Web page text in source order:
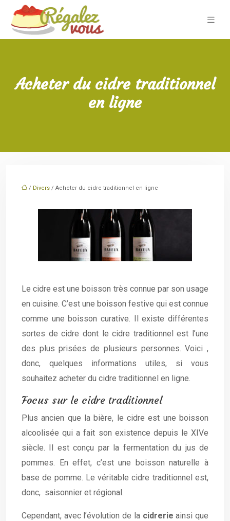
Acheter du cidre traditionnel
en ligne
/ Divers / Acheter du cidre traditionnel en ligne
Le cidre est une boisson très connue par son usage
en cuisine. C’est une boisson festive qui est connue
comme une boisson curative. Il existe différentes
sortes de cidre dont le cidre traditionnel est l’une
des plus prisées de plusieurs personnes. Voici ,
donc, quelques informations utiles, si vous
souhaitez acheter du cidre traditionnel en ligne.
Focus sur le cidre traditionnel
Plus ancien que la bière, le cidre est une boisson
alcoolisée qui a fait son existence depuis le XIVe
siècle. Il est conçu par la fermentation du jus de
pommes. En effet, c’est une boisson naturelle à
base de pomme. Le véritable cidre traditionnel est,
donc, saisonnier et régional.
Cependant, avec l’évolution de la cidrerie ainsi que